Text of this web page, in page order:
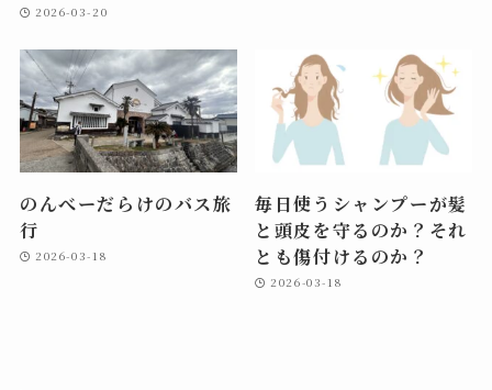
2026-03-20
のんべーだらけのバス旅
行
2026-03-18
毎日使うシャンプーが髪
と頭皮を守るのか？それ
とも傷付けるのか？
2026-03-18